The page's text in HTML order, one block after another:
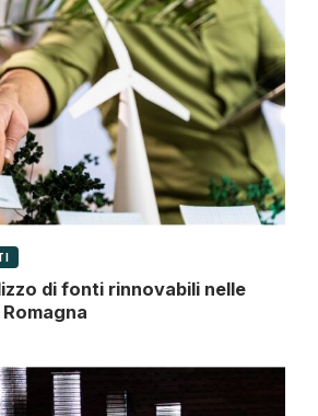
di fonti rinnovabili nelle
Romagna